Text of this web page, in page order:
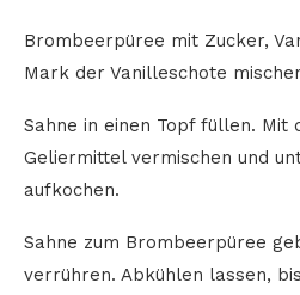
Brombeerpüree mit Zucker,
Mark der Vanilleschote
Sahne in einen Topf füllen. Mit
Geliermittel vermischen und
aufkochen.
Sahne zum Brombeerpüree
verrühren. Abkühlen lassen,